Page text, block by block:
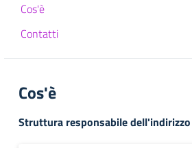
Cos'è
Contatti
Cos'è
Struttura responsabile